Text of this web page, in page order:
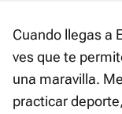
Cuando llegas a
ves que te
una maravilla.
practicar